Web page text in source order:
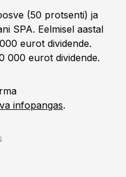
(50 protsenti) ja
SPA. Eelmisel aastal
eurot dividende.
000 eurot dividende.
infopangas.